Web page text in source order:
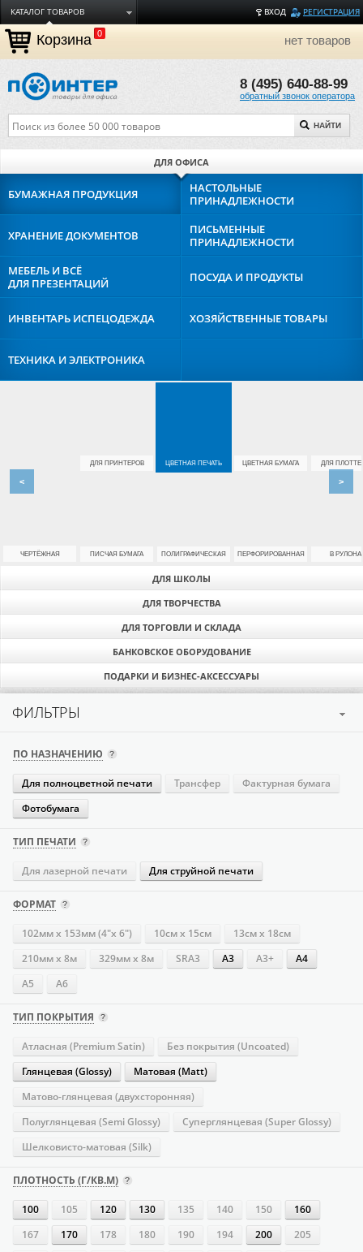
ВХОД РЕГИСТРАЦИЯ
КАТАЛОГ ТОВАРОВ
ДОСТАВКА
ОПЛАТА
ТОРГОВЫЕ МАРКИ
О КОМПАНИИ
Корзина 0 нет товаров
8 (495) 640-88-99
обратный звонок оператора
НАЙТИ
ДЛЯ ОФИСА
ДЛЯ ШКОЛЫ
ДЛЯ ТВОРЧЕСТВА
ДЛЯ ТОРГОВЛИ И СКЛАДА
БАНКОВСКОЕ ОБОРУДОВАНИЕ
ПОДАРКИ И БИЗНЕС-АКСЕССУАРЫ
БУМАЖНАЯ ПРОДУКЦИЯ
НАСТОЛЬНЫЕ
ПРИНАДЛЕЖНОСТИ
ХРАНЕНИЕДОКУМЕНТОВ
ПИСЬМЕННЫЕ
ПРИНАДЛЕЖНОСТИ
МЕБЕЛЬ И ВСЁ
ДЛЯ ПРЕЗЕНТАЦИЙ
ПОСУДА И ПРОДУКТЫ
ИНВЕНТАРЬ ИСПЕЦОДЕЖДА ХОЗЯЙСТВЕННЫЕТОВАРЫ
ТЕХНИКА ИЭЛЕКТРОНИКА
ЧЕРТЁЖНАЯ
ДЛЯ ПРИНТЕРОВ ЦВЕТНАЯ ПЕЧАТЬ ЦВЕТНАЯ БУМАГА ДЛЯ
ПИСЧАЯ БУМАГА ПОЛИГРАФИЧЕСКАЯ ПЕРФОРИРОВАННАЯ В
< >
ФИЛЬТРЫ
ПО НАЗНАЧЕНИЮ
Для полноцветной печати Трансфер
Фактурная бумага
Фотобумага
ТИП ПЕЧАТИ
Для лазерной печати Для струйной печати
ФОРМАТ
102мм х 153мм (4"х 6") 10см х 15см
13см х 18см
210мм х 8м
329мм х 8м SRA3 А3 А3+
А4
А5
А6
ТИП ПОКРЫТИЯ
Атласная (Premium Satin)
Без покрытия (Uncoated)
Глянцевая (Glossy)
Матовая (Matt)
Матово-глянцевая (двухсторонняя)
Полуглянцевая (Semi Glossy)
Суперглянцевая (Super Glossy)
Шелковисто-матовая (Silk)
ПЛОТНОСТЬ (Г/КВ.М)
100 105 120 130 135 140 150
160
167
170 178 180 190 194 200
205